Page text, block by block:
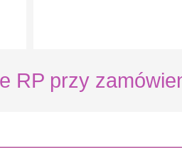
RP przy